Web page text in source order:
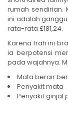
rumah sendirian.
ini adalah
rata-rata £181,24.
Karena trah ini
ia berpotensi
pada wajahnya.
Mata berair
Penyakit mata
Penyakit ginjal